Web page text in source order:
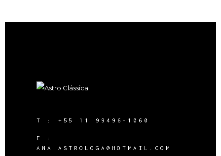
T : +55 11 99496-1060
E :
ANA.ASTROLOGA@HOTMAIL.COM